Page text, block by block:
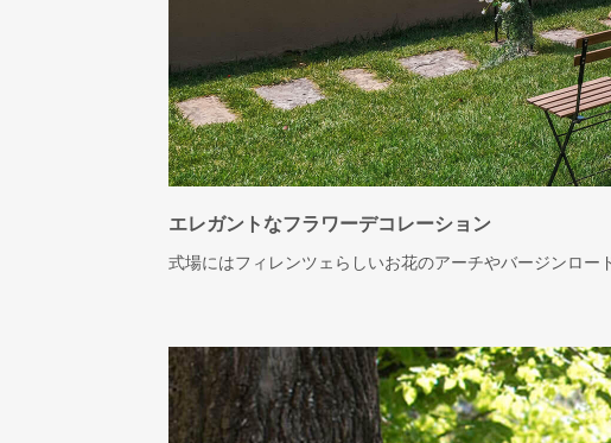
エレガントなフラワーデコレーション
式場にはフィレンツェらしいお花のアーチやバージンロー